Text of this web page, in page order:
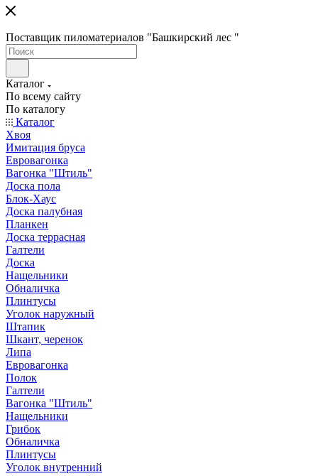
Поставщик пиломатериалов "Башкирский лес "
Каталог
По всему сайту
По каталогу
Каталог
Хвоя
Имитация бруса
Евровагонка
Вагонка "Штиль"
Доска пола
Блок-Хаус
Доска палубная
Планкен
Доска террасная
Галтели
Доска
Нащельники
Обналичка
Плинтусы
Уголок наружный
Штапик
Шкант, черенок
Липа
Евровагонка
Полок
Галтели
Вагонка "Штиль"
Нащельники
Грибок
Обналичка
Плинтусы
Уголок внутренний